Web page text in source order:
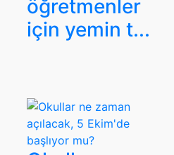
öğretmenler
için yemin t...